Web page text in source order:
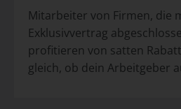
Mitarbeiter von Firmen, die
Exklusivvertrag
profitieren von satten
gleich, ob dein Arbeitgeber